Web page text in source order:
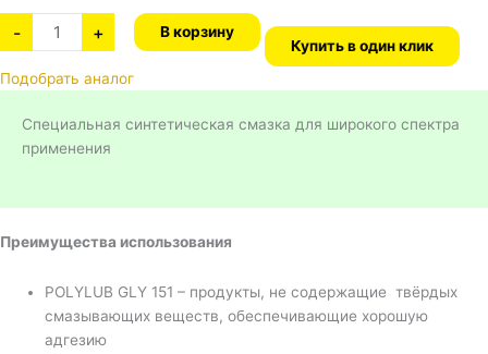
- +
В корзину
Купить в один клик
Подобрать аналог
Специальная синтетическая смазка для широкого спектра
применения
Преимущества использования
POLYLUB GLY 151 – продукты, не содержащие твёрдых
смазывающих веществ, обеспечивающие хорошую
адгезию